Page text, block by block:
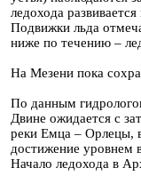
ледохода
Подвижки льда
ниже по течению –
На Мезени пока
По данным
Двине ожидается с
реки Емца – Орлецы,
достижение уровнем
Начало ледохода в